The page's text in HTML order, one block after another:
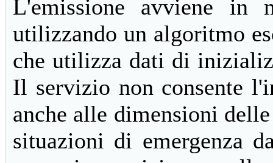
L'emissione avviene in
utilizzando un algoritmo
che utilizza dati di
Il servizio non consente
anche alle dimensioni
situazioni di emergenza